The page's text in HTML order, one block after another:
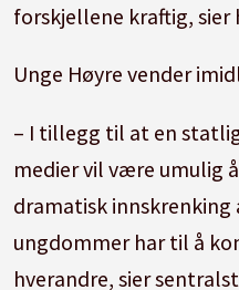
forskjellene kraftig, sier
Unge Høyre vender
– I tillegg til at en
medier vil være umulig
dramatisk innskrenking
ungdommer har til å
hverandre, sier